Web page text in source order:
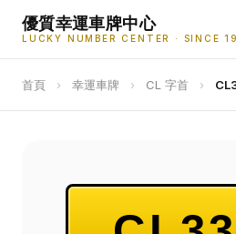
優質幸運車牌中心
LUCKY NUMBER CENTER · SINCE
首頁 › 幸運車牌 › CL 字首 ›